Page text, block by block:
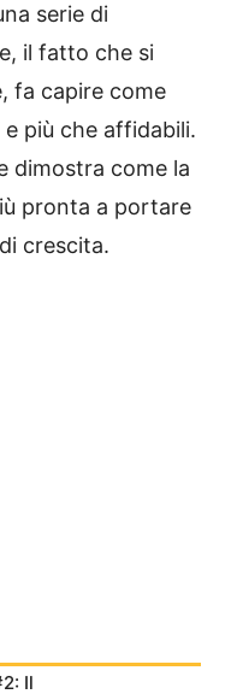
serie di
il fatto che si
fa capire come
più che affidabili.
dimostra come la
pronta a portare
crescita.
Il